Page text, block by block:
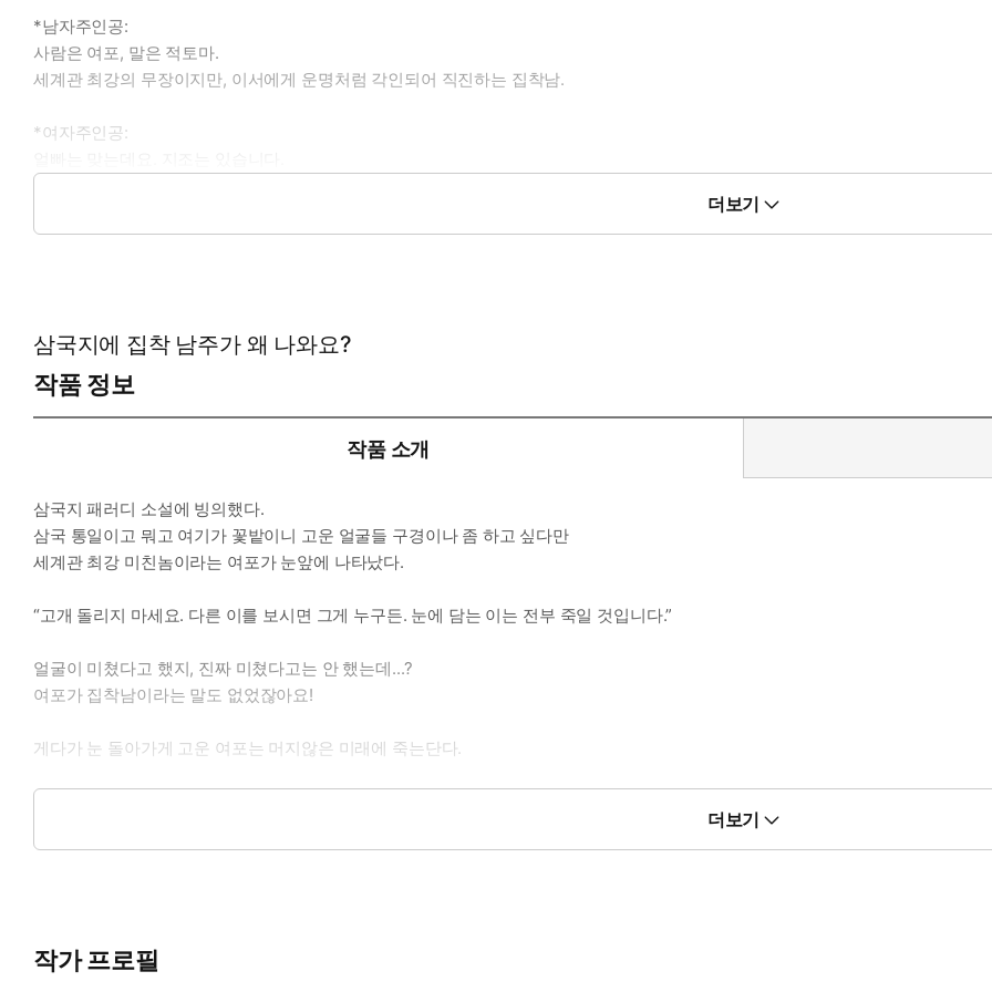
*남자주인공:
사람은 여포, 말은 적토마.
세계관 최강의 무장이지만, 이서에게 운명처럼 각인되어 직진하는 집착남.
*여자주인공:
*이럴 때 보세요: 피폐한 집착을 발랄하게 받아치는 로맨틱코미디가 보고 싶을 때
더보기
삼국지에 집착 남주가 왜 나와요?
작품 정보
작품 소개
삼국지 패러디 소설에 빙의했다.
삼국 통일이고 뭐고 여기가 꽃밭이니 고운 얼굴들 구경이나 좀 하고 싶다만
세계관 최강 미친놈이라는 여포가 눈앞에 나타났다.
“고개 돌리지 마세요. 다른 이를 보시면 그게 누구든. 눈에 담는 이는 전부 죽일 것입니다.”
얼굴이 미쳤다고 했지, 진짜 미쳤다고는 안 했는데...?
여포가 집착남이라는 말도 없었잖아요!
게다가 눈 돌아가게 고운 여포는 머지않은 미래에 죽는단다.
미래 따위 개뿔도 모르는데 웬걸, 꽃들이 나를 가지려 싸워 댄다.
너네 갑자기 나한테 왜 이래?
더보기
작가 프로필